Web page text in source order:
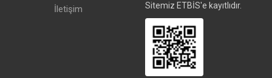
İletişim
Sitemiz ETBİS'e kayıtlıdır.